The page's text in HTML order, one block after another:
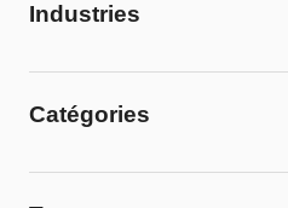
Industries
Catégories